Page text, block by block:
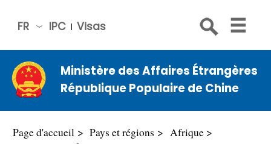
IPC Visas
FR
中文
Engli
sh
Русс
Ministère des Affaires Étrangères
République Populaire de Chine
Page d'accueil Pays et régions
Afrique